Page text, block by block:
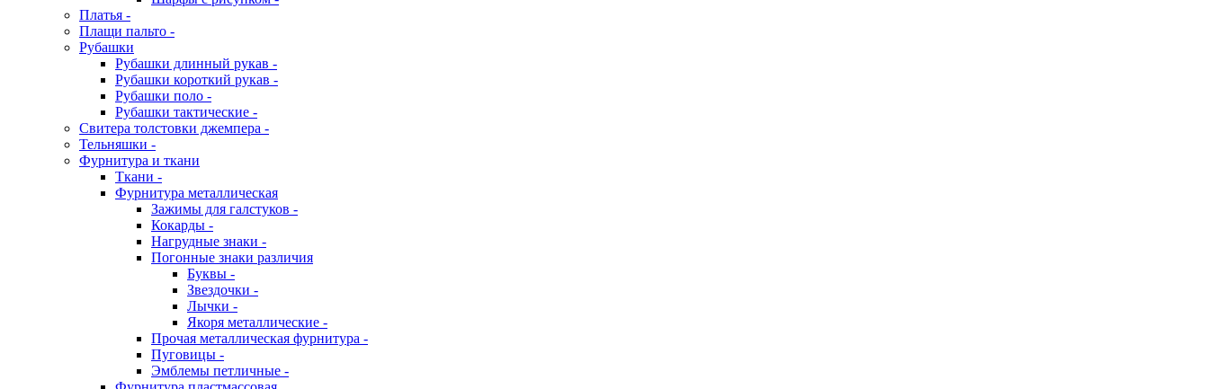
Платья -
Плащи пальто -
Рубашки
Рубашки длинный рукав -
Рубашки короткий рукав -
Рубашки поло -
Рубашки тактические -
Свитера толстовки джемпера -
Тельняшки -
Фурнитура и ткани
Ткани -
Фурнитура металлическая
Зажимы для галстуков -
Кокарды -
Нагрудные знаки -
Погонные знаки различия
Буквы -
Звездочки -
Лычки -
Якоря металлические -
Прочая металлическая фурнитура -
Пуговицы -
Эмблемы петличные -